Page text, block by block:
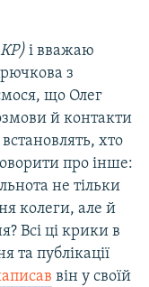
КР) і вважаю
з
що Олег
й контакти
хто
про інше:
не тільки
колеги, але й
Всі ці крики в
та публікації
він у своїй